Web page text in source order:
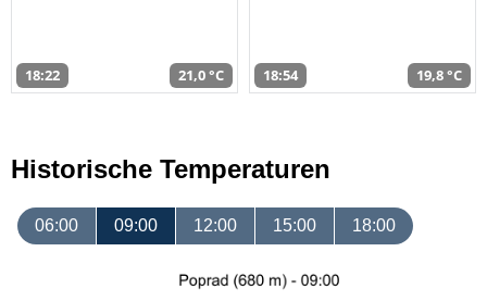
18:22 21,0 °C 18:54 19,8 °C
Historische Temperaturen
06:00 09:00 12:00 15:00 18:00